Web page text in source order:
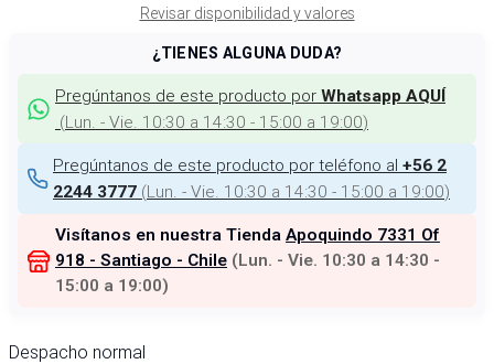
Revisar disponibilidad y valores
¿TIENES ALGUNA DUDA?
Pregúntanos de este producto por Whatsapp AQUÍ
(Lun. - Vie. 10:30 a 14:30 - 15:00 a 19:00)
Pregúntanos de este producto por teléfono al +56 2
2244 3777 (Lun. - Vie. 10:30 a 14:30 - 15:00 a 19:00)
Visítanos en nuestra Tienda Apoquindo 7331 Of
918 - Santiago - Chile (Lun. - Vie. 10:30 a 14:30 -
15:00 a 19:00)
Despacho normal